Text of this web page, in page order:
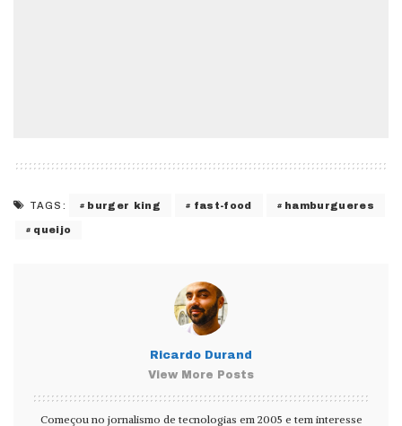
TAGS: burger king fast-food hamburgueres
queijo
Ricardo Durand
View More Posts
Começou no jornalismo de tecnologias em 2005 e tem interesse